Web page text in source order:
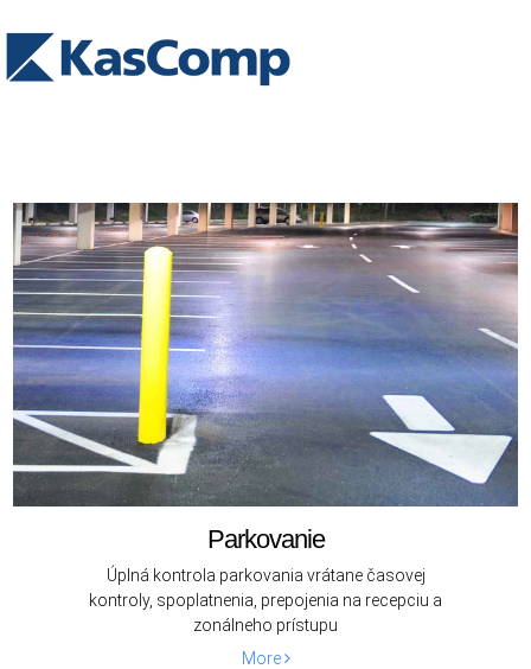
Parkovanie
Úplná kontrola parkovania vrátane časovej
kontroly, spoplatnenia, prepojenia na recepciu a
zonálneho prístupu
More